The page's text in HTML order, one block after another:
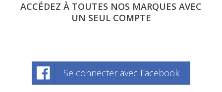
ACCÉDEZ À TOUTES NOS MARQUES AVEC
UN SEUL COMPTE
Se connecter avec Facebook